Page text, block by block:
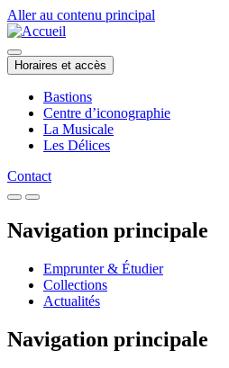
Aller au contenu principal
Horaires et accès
Bastions
Centre d’iconographie
La Musicale
Les Délices
Contact
Navigation principale
Emprunter & Étudier
Collections
Actualités
Navigation principale